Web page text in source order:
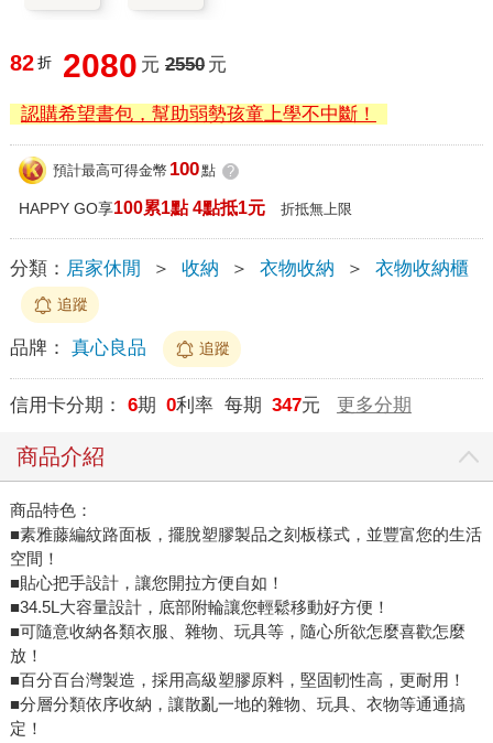
82 折 2080 元 2550 元
認購希望書包，幫助弱勢孩童上學不中斷！
預計最高可得金幣 100點 ?
HAPPY GO享100累1點 4點抵1元 折抵無上限
分類： 居家休閒 ＞ 收納 ＞ 衣物收納 ＞ 衣物收納櫃
追蹤
品牌： 真心良品 追蹤
信用卡分期： 6期 0利率 每期 347元 更多分期
商品介紹
商品特色：
■素雅藤編紋路面板，擺脫塑膠製品之刻板樣式，並豐富您的生活
空間！
■貼心把手設計，讓您開拉方便自如！
■34.5L大容量設計，底部附輪讓您輕鬆移動好方便！
■可隨意收納各類衣服、雜物、玩具等，隨心所欲怎麼喜歡怎麼
放！
■百分百台灣製造，採用高級塑膠原料，堅固軔性高，更耐用！
■分層分類依序收納，讓散亂一地的雜物、玩具、衣物等通通搞
定！